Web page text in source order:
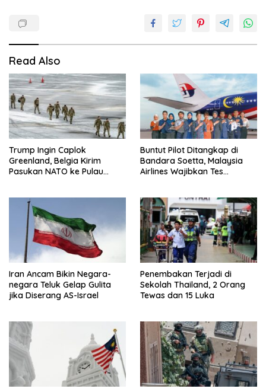
Read Also
Trump Ingin Caplok
Greenland, Belgia Kirim
Pasukan NATO ke Pulau
Buntut Pilot Ditangkap di
Bandara Soetta, Malaysia
Airlines Wajibkan Tes
Iran Ancam Bikin Negara-
negara Teluk Gelap Gulita
jika Diserang AS-Israel
Penembakan Terjadi di
Sekolah Thailand, 2 Orang
Tewas dan 15 Luka